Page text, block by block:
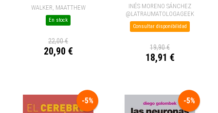
WALKER, MAATTHEW
En stock
22,00 €
20,90 €
INÉS MORENO SÁNCHEZ
@LATRAUMATOLOGAGEEK
Consultar disponibilidad
19,90 €
18,91 €
-5% -5%